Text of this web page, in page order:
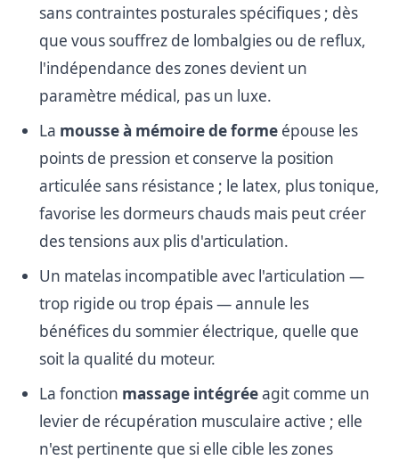
sans contraintes posturales spécifiques ; dès
que vous souffrez de lombalgies ou de reflux,
l'indépendance des zones devient un
paramètre médical, pas un luxe.
La mousse à mémoire de forme épouse les
points de pression et conserve la position
articulée sans résistance ; le latex, plus tonique,
favorise les dormeurs chauds mais peut créer
des tensions aux plis d'articulation.
Un matelas incompatible avec l'articulation —
trop rigide ou trop épais — annule les
bénéfices du sommier électrique, quelle que
soit la qualité du moteur.
La fonction massage intégréeagit comme un
levier de récupération musculaire active ; elle
n'est pertinente que si elle cible les zones